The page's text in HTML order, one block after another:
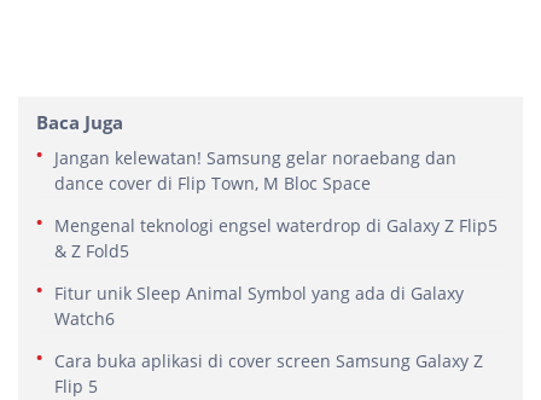
Baca Juga
Jangan kelewatan! Samsung gelar noraebang dan
dance cover di Flip Town, M Bloc Space
Mengenal teknologi engsel waterdrop di Galaxy Z Flip5
& Z Fold5
Fitur unik Sleep Animal Symbol yang ada di Galaxy
Watch6
Cara buka aplikasi di cover screen Samsung Galaxy Z
Flip 5